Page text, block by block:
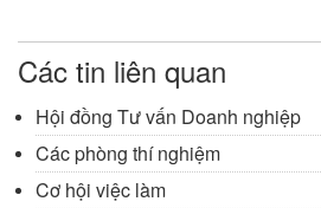
Các tin liên quan
Hội đồng Tư vấn Doanh nghiệp
Các phòng thí nghiệm
Cơ hội việc làm